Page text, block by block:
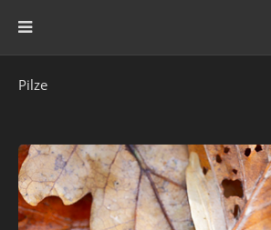
Pilze